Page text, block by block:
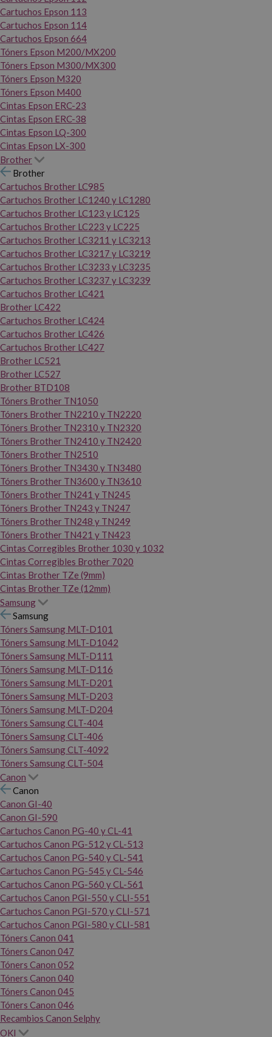
Cartuchos Epson 113
Cartuchos Epson 114
Cartuchos Epson 664
Tóners Epson M200/MX200
Tóners Epson M300/MX300
Tóners Epson M320
Tóners Epson M400
Cintas Epson ERC-23
Cintas Epson ERC-38
Cintas Epson LQ-300
Cintas Epson LX-300
Brother
Brother
Cartuchos Brother LC985
Cartuchos Brother LC1240 y LC1280
Cartuchos Brother LC123 y LC125
Cartuchos Brother LC223 y LC225
Cartuchos Brother LC3211 y LC3213
Cartuchos Brother LC3217 y LC3219
Cartuchos Brother LC3233 y LC3235
Cartuchos Brother LC3237 y LC3239
Cartuchos Brother LC421
Brother LC422
Cartuchos Brother LC424
Cartuchos Brother LC426
Cartuchos Brother LC427
Brother LC521
Brother LC527
Brother BTD108
Tóners Brother TN1050
Tóners Brother TN2210 y TN2220
Tóners Brother TN2310 y TN2320
Tóners Brother TN2410 y TN2420
Tóners Brother TN2510
Tóners Brother TN3430 y TN3480
Tóners Brother TN3600 y TN3610
Tóners Brother TN241 y TN245
Tóners Brother TN243 y TN247
Tóners Brother TN248 y TN249
Tóners Brother TN421 y TN423
Cintas Corregibles Brother 1030 y 1032
Cintas Corregibles Brother 7020
Cintas Brother TZe (9mm)
Cintas Brother TZe (12mm)
Samsung
Samsung
Tóners Samsung MLT-D101
Tóners Samsung MLT-D1042
Tóners Samsung MLT-D111
Tóners Samsung MLT-D116
Tóners Samsung MLT-D201
Tóners Samsung MLT-D203
Tóners Samsung MLT-D204
Tóners Samsung CLT-404
Tóners Samsung CLT-406
Tóners Samsung CLT-4092
Tóners Samsung CLT-504
Canon
Canon
Canon GI-40
Canon GI-590
Cartuchos Canon PG-40 y CL-41
Cartuchos Canon PG-512 y CL-513
Cartuchos Canon PG-540 y CL-541
Cartuchos Canon PG-545 y CL-546
Cartuchos Canon PG-560 y CL-561
Cartuchos Canon PGI-550 y CLI-551
Cartuchos Canon PGI-570 y CLI-571
Cartuchos Canon PGI-580 y CLI-581
Tóners Canon 041
Tóners Canon 047
Tóners Canon 052
Tóners Canon 040
Tóners Canon 045
Tóners Canon 046
Recambios Canon Selphy
OKI